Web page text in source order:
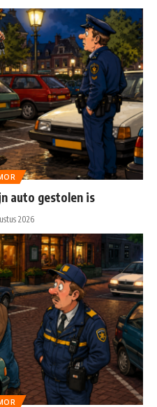
auto gestolen is
2026